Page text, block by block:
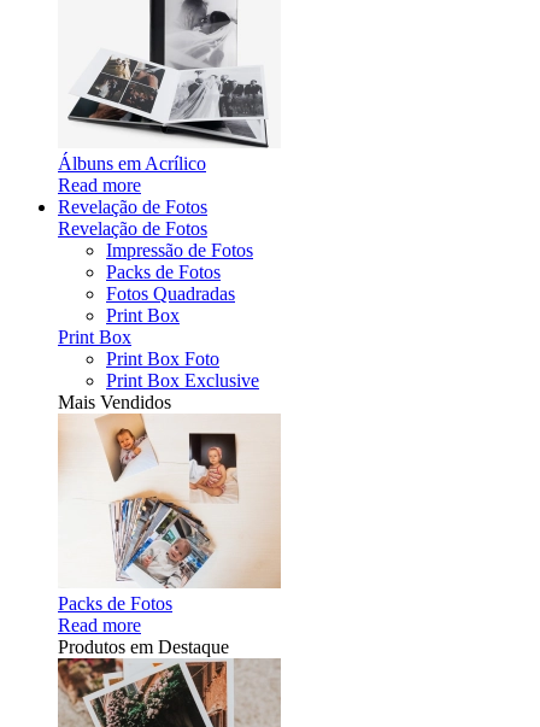
Álbuns em Acrílico
Read more
Revelação de Fotos
Revelação de Fotos
Impressão de Fotos
Packs de Fotos
Fotos Quadradas
Print Box
Print Box
Print Box Foto
Print Box Exclusive
Mais Vendidos
Packs de Fotos
Read more
Produtos em Destaque